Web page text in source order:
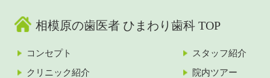
相模原の歯医者 ひまわり歯科 TOP
コンセプト
スタッフ紹介
クリニック紹介
院内ツアー